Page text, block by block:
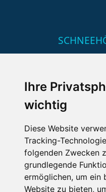
Ihre
wichtig
Diese Website
Tracking-
folgenden Zwecken
grundlegende
ermöglichen, um ein
Website zu bieten,
Impressum